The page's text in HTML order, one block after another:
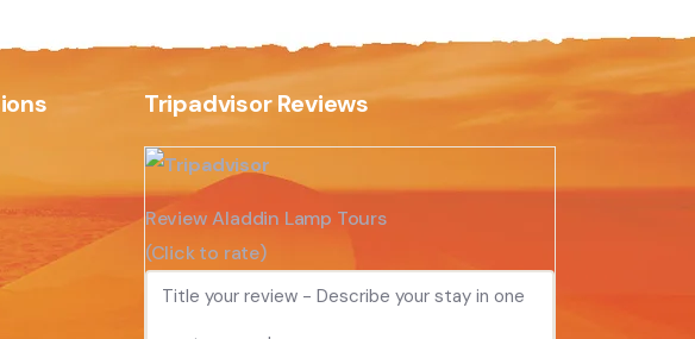
Tripadvisor Reviews
Review Aladdin Lamp Tours
(Click to rate)